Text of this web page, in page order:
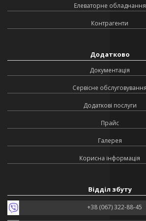
Елеваторне обладнання
Контрагенти
Додатково
Документація
Сервісне обслуговування
Додаткові послуги
Прайс
Галерея
Корисна інформація
Відділ збуту
+38 (067) 322-88-45